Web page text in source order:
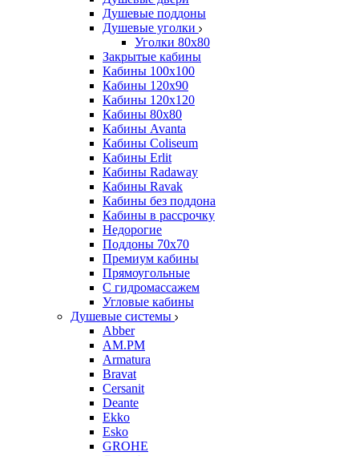
Душевые поддоны
Душевые уголки
Уголки 80х80
Закрытые кабины
Кабины 100x100
Кабины 120x90
Кабины 120х120
Кабины 80х80
Кабины Avanta
Кабины Coliseum
Кабины Erlit
Кабины Radaway
Кабины Ravak
Кабины без поддона
Кабины в рассрочку
Недорогие
Поддоны 70x70
Премиум кабины
Прямоугольные
С гидромассажем
Угловые кабины
Душевые системы
Abber
AM.PM
Armatura
Bravat
Cersanit
Deante
Ekko
Esko
GROHE